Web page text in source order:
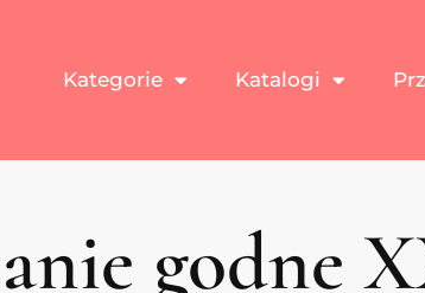
Kategorie Katalogi
godne